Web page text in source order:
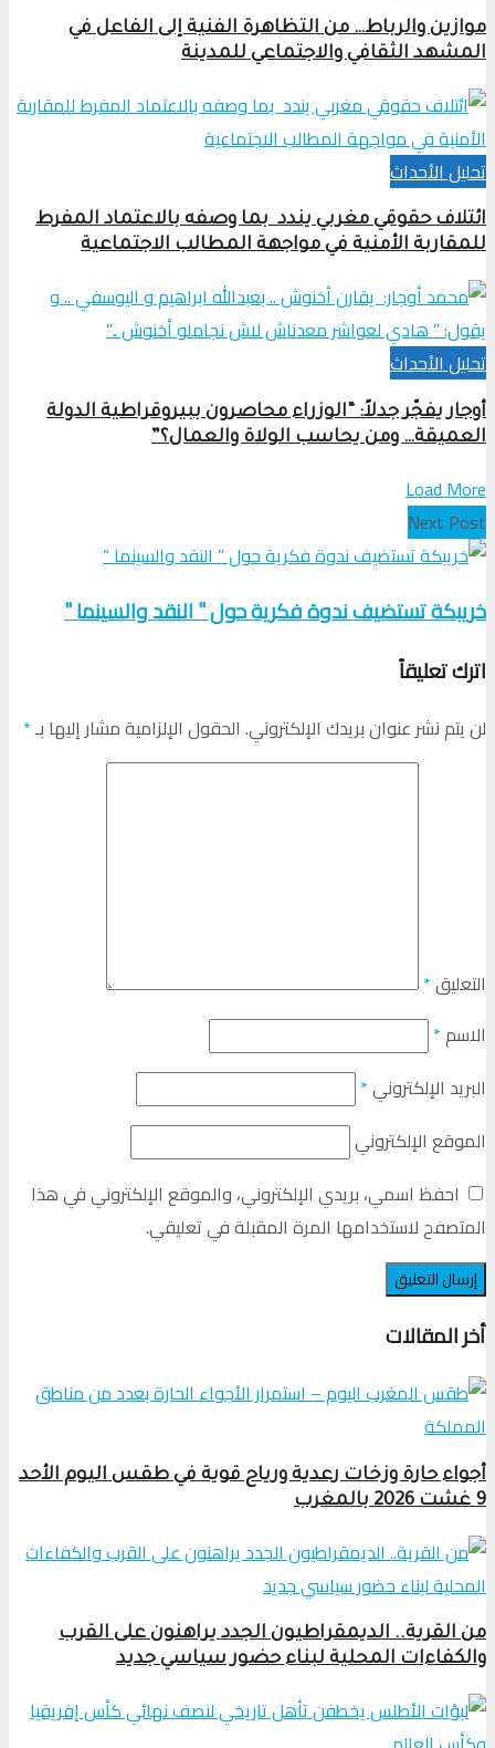
موازين والرباط… من التظاهرة الفنية إلى الفاعل في
المشهد الثقافي والاجتماعي للمدينة
تحلیل الأحداث
ائتلاف حقوقي مغربي يندد بما وصفه بالاعتماد المفرط
للمقاربة الأمنية في مواجهة المطالب الاجتماعية
تحلیل الأحداث
أوجار يفجّر جدلاً: “الوزراء محاصرون ببيروقراطية الدولة
العميقة… ومن يحاسب الولاة والعمال؟”
Load More
Next Post
خريبكة تستضيف ندوة فكرية حول " النقد والسينما "
اترك تعليقاً
لن يتم نشر عنوان بريدك الإلكتروني. الحقول الإلزامية مشار إليها بـ*
التعليق*
الاسم*
البريد الإلكتروني*
الموقع الإلكتروني
احفظ اسمي، بريدي الإلكتروني، والموقع الإلكتروني في هذا
المتصفح لاستخدامها المرة المقبلة في تعليقي.
أخر المقالات
أجواء حارة وزخات رعدية ورياح قوية في طقس اليوم الأحد
9 غشت 2026 بالمغرب
من القرية.. الديمقراطيون الجدد يراهنون على القرب
والكفاءات المحلية لبناء حضور سياسي جديد